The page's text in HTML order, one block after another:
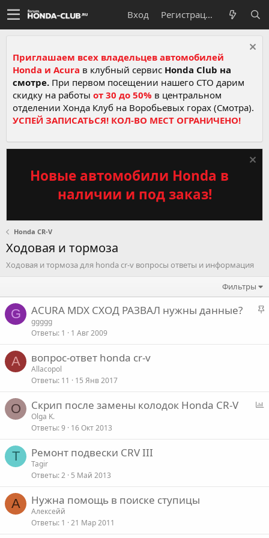
Вход Регистрация
Приглашаем всех владельцев автомобилей
Honda и Acura в клубный сервис Honda Club на
смотре. При первом посещении нашего СТО дарим
скидку на работы от 30 до 50% в центральном
отделении Хонда Клуб на Воробьевых горах (Смотра).
УСПЕЙ ЗАПИСАТЬСЯ! КОЛ-ВО МЕСТ ОГРАНИЧЕНО!
Новые автомобили Honda в
наличии и под заказ!
Honda CR-V
Ходовая и тормоза
Ходовая и тормоза для honda cr-v вопросы ответы и информация
Фильтры
G
З
н
ACURA MDX СХОД РАЗВАЛ нужны данные?
ggggg
Ответы 1 1 Авг 2009
A вопрос-ответ honda cr-v
Allacopol
Ответы 11 15 Янв 2017
O Скрип после замены колодок Honda CR-V
Olga K.
Ответы 9 16 Окт 2013
T Ремонт подвески CRV III
Tagir
Ответы 2 5 Май 2013
А Нужна помощь в поиске ступицы
Алексейй
Ответы 1 21 Мар 2011